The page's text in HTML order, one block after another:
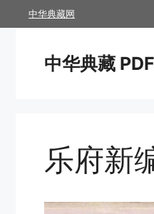
至
中华典藏网
中华典藏 PDF
乐府新